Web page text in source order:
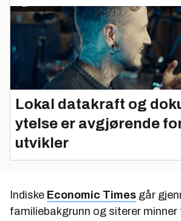
Lokal datakraft og
ytelse er avgjørende
utvikler
Indiske Economic Times går
familiebakgrunn og siterer minner